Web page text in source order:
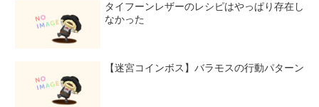
タイフーンレザーのレシピはやっぱり存在し
なかった
【迷宮コインボス】バラモスの行動パターン